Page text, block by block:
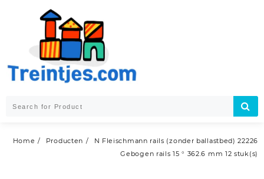
Home Producten
N Fleischmann rails (zonder ballastbed) 22226
Gebogen rails 15 ° 362.6 mm 12 stuk(s)